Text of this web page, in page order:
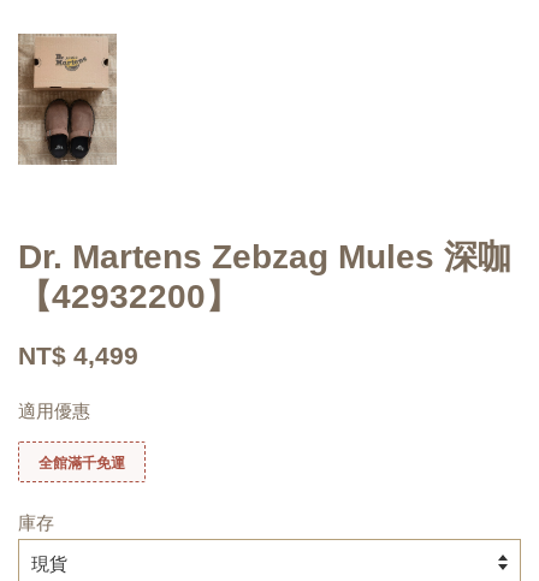
Dr. Martens Zebzag Mules 深咖
【42932200】
NT$ 4,499
適用優惠
全館滿千免運
庫存